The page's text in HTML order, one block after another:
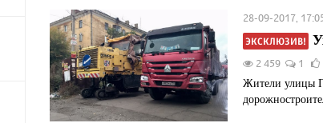
28-09-2017,
ЭКСКЛЮЗИВ!
2 459 1
Жители улицы